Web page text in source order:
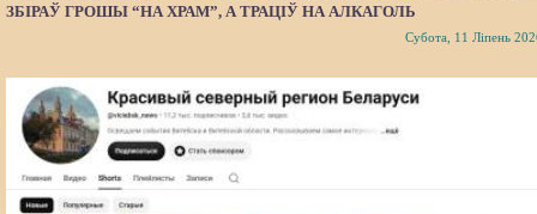
ЗБІРАЎ ГРОШЫ “НА ХРАМ”, А ТРАЦІЎ НА АЛКАГОЛЬ
Субота, 11 Ліпень